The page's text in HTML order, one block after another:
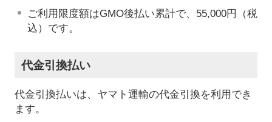
ご利用限度額はGMO後払い累計で、55,000円（税
込）です。
代金引換払い
代金引換払いは、ヤマト運輸の代金引換を利用でき
ます。